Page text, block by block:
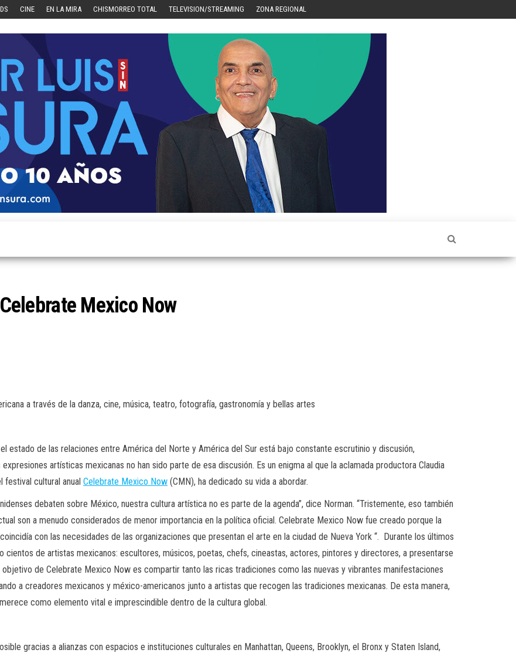
CINE EN LA MIRA CHISMORREO TOTAL TELEVISION/STREAMING ZONA REGIONAL
Mexico Now
a través de la danza, cine, música, teatro, fotografía, gastronomía y bellas artes
estado de las relaciones entre América del Norte y América del Sur está bajo constante escrutinio y discusión,
artísticas mexicanas no han sido parte de esa discusión. Es un enigma al que la aclamada productora Claudia
festival cultural anual Celebrate Mexico Now (CMN), ha dedicado su vida a abordar.
debaten sobre México, nuestra cultura artística no es parte de la agenda”, dice Norman. “Tristemente, eso también
son a menudo considerados de menor importancia en la política oficial. Celebrate Mexico Now fue creado porque la
con las necesidades de las organizaciones que presentan el arte en la ciudad de Nueva York “. Durante los últimos
cientos de artistas mexicanos: escultores, músicos, poetas, chefs, cineastas, actores, pintores y directores, a presentarse
de Celebrate Mexico Now es compartir tanto las ricas tradiciones como las nuevas y vibrantes manifestaciones
a creadores mexicanos y méxico-americanos junto a artistas que recogen las tradiciones mexicanas. De esta manera,
como elemento vital e imprescindible dentro de la cultura global.
gracias a alianzas con espacios e instituciones culturales en Manhattan, Queens, Brooklyn, el Bronx y Staten Island,